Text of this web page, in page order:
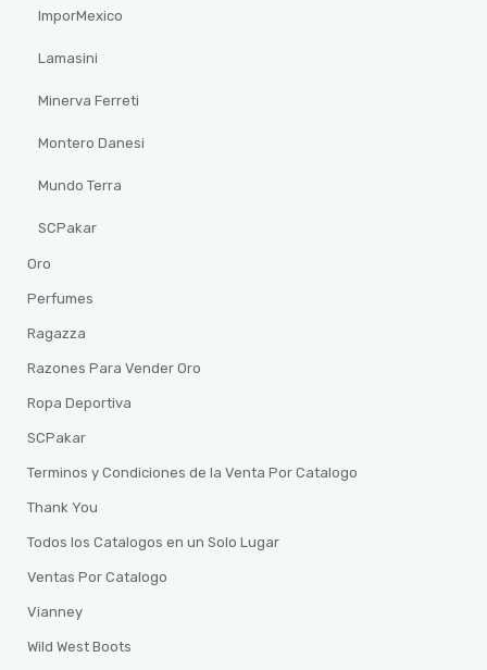
ImporMexico
Lamasini
Minerva Ferreti
Montero Danesi
Mundo Terra
SCPakar
Oro
Perfumes
Ragazza
Razones Para Vender Oro
Ropa Deportiva
SCPakar
Terminos y Condiciones de la Venta Por Catalogo
Thank You
Todos los Catalogos en un Solo Lugar
Ventas Por Catalogo
Vianney
Wild West Boots